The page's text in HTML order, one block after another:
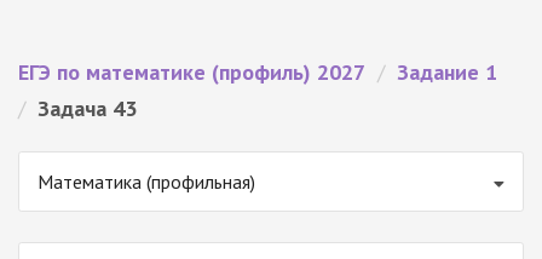
ЕГЭ по математике (профиль) 2027 / Задание 1
/ Задача 43
Математика (профильная)